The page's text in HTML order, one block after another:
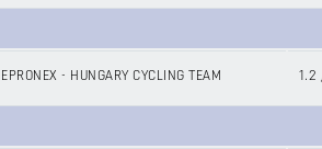
EPRONEX - HUNGARY CYCLING TEAM 1.2